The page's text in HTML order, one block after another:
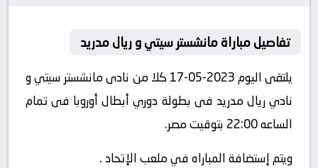
تفاصيل مباراة مانشستر سيتي و ريال مدريد
يلتقى اليوم 2023-05-17 كلا من نادى مانشستر سيتي و
نادي ريال مدريد فى بطولة دوري أبطال أوروبا فى تمام
الساعه 22:00 بتوقيت مصر.
ويتم إستضافة المباراه في ملعب الإتحاد .